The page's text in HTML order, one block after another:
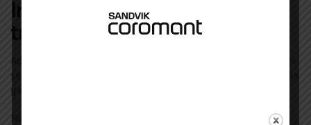
Industriales con las que
trabajamos en Estella
Además de Ardon, colaboramos con otras marcas líderes en el
sector industrial en Estella. Descubre más sobre nuestra amplia
gama de marcas visitando nuestra
No te conformes con menos. Confía en ComercialGama, tu